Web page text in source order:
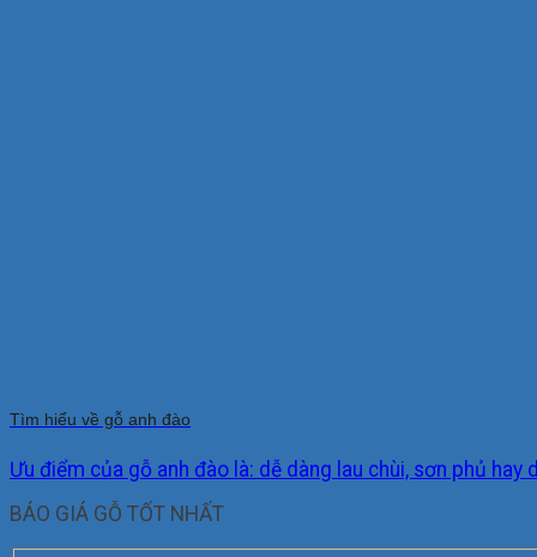
Tìm hiểu về gỗ anh đào
Ưu điểm của gỗ anh đào là: dễ dàng lau chùi, sơn phủ hay
BÁO GIÁ GỖ TỐT NHẤT